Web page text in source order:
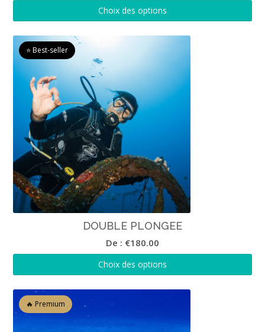
Choix des options
DOUBLE PLONGEE
De : €180.00
Choix des options